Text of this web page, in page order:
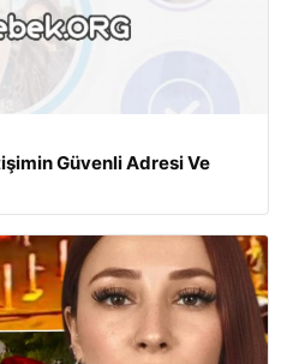
Güvenli Adresi Ve